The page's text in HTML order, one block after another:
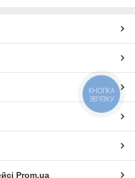
Prom.ua
КНОПКА
ЗВ'ЯЗКУ